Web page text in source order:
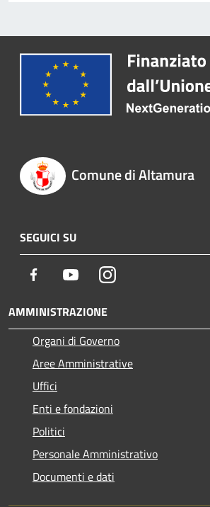
Comune di Altamura
SEGUICI SU
Facebook YoutubeInstagram
AMMINISTRAZIONE
Organi di Governo
Aree Amministrative
Uffici
Enti e fondazioni
Politici
Personale Amministrativo
Documenti e dati